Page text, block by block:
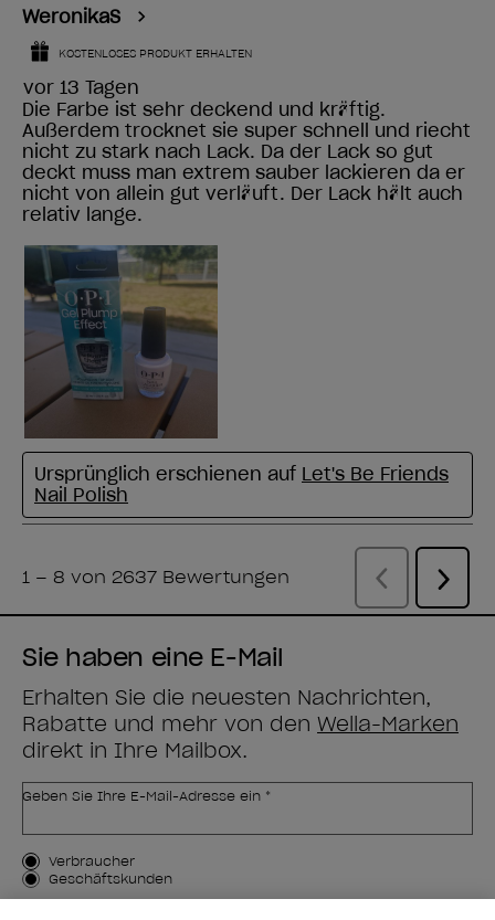
Sie haben eine E-Mail
Erhalten Sie die neuesten Nachrichten,
Rabatte und mehr von den Wella-Marken
direkt in Ihre Mailbox.
Geben Sie Ihre E-Mail-Adresse ein *
Kundenart
Verbraucher
Geschäftskunden